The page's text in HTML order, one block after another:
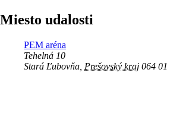
Miesto udalosti
PEM aréna
Tehelná 10
Stará Ľubovňa Prešovský kraj 064 01